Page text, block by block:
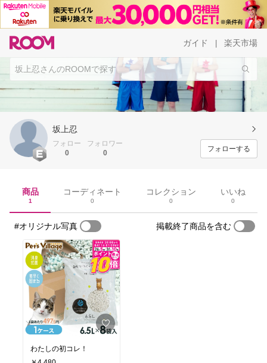
ガイド 楽天市場
坂上忍
フォロー
0
フォロワー
0
フォローする
商品
1
コーディネート
0
コレクション
0
いいね
0
#オリジナル写真 掲載終了商品を含む
わたしの初コレ！